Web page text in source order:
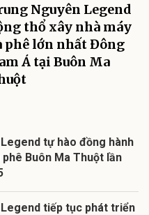
Nguyên Legend
thổ xây nhà máy
phê lớn nhất Đông
Á tại Buôn Ma
tự hào đồng hành
phê Buôn Ma Thuột lần
tiếp tục phát triển